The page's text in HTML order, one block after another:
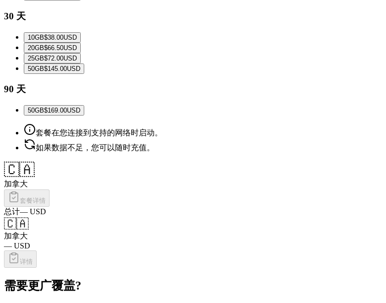
30 天
10GB$38.00USD
20GB$66.50USD
25GB$72.00USD
50GB$145.00USD
90 天
50GB$169.00USD
套餐在您连接到支持的网络时启动。
如果数据不足，您可以随时充值。
🇨🇦
加拿大
套餐详情
总计— USD
🇨🇦
加拿大
— USD
详情
需要更广覆盖?